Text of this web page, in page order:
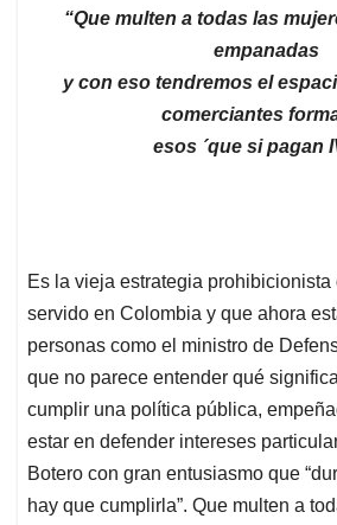
“Que multen a todas las
empanadas
y con eso tendremos el
comerciantes
esos ´que si pagan
Es la vieja estrategia prohibicionista
servido en Colombia y que ahora
personas como el ministro de
que no parece entender qué
cumplir una política pública,
estar en defender intereses
Botero con gran entusiasmo que
hay que cumplirla”. Que multen a